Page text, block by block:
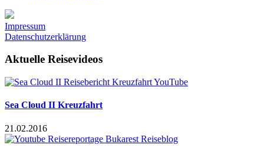
Impressum
Datenschutzerklärung
Aktuelle Reisevideos
Sea Cloud II Kreuzfahrt
21.02.2016